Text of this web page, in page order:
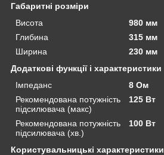
Габаритні розміри
Висота
980 мм
Глибина
315 мм
Ширина
230 мм
Додаткові функції і характеристики
Імпеданс
8 Ом
Рекомендована потужність
підсилювача (макс)
125 Вт
Рекомендована потужність
підсилювача (хв.)
100 Вт
Користувальницькі характеристики